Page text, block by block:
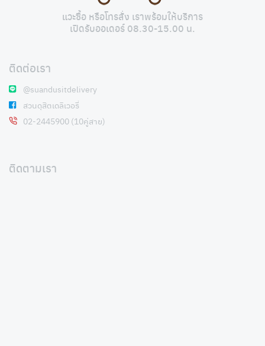
แวะซื้อ หรือโทรสั่ง เราพร้อมให้บริการ
เปิดรับออเดอร์ 08.30-15.00 น.
ติดต่อเรา
@suandusitdelivery
สวนดุสิตเดลิเวอรี่
02-2445900 (10คู่สาย)
ติดตามเรา